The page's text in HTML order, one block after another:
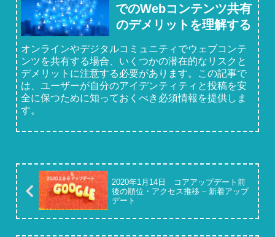
でのWebコンテンツ共有
のデメリットを理解する
オンラインやデジタルコミュニティでウェブコンテ
ンツを共有する場合、いくつかの潜在的なリスクと
デメリットに注意する必要があります。この記事で
は、ユーザーが自分のアイデンティティと投稿を安
全に保つために知っておくべき必須情報を提供しま
す。
2020年1月14日 コアアップデート前
後の順位・アクセス推移 – 新着アップ
デート